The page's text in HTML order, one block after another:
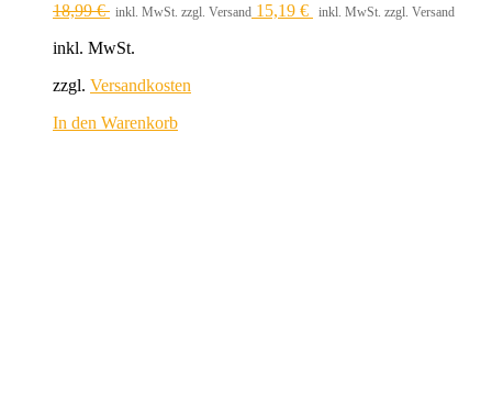
18,99€ inkl. MwSt. zzgl. Versand 15,19 € inkl. MwSt. zzgl. Versand
inkl. MwSt.
zzgl. Versandkosten
In den Warenkorb